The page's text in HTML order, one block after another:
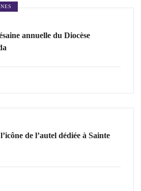
annuelle du Diocèse
de l’autel dédiée à Sainte